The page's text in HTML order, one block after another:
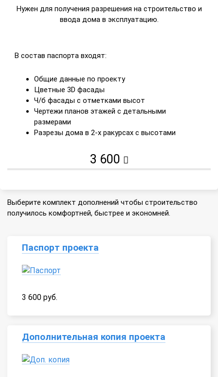
Нужен для получения разрешения на строительство и
ввода дома в эксплуатацию.
В состав паспорта входят:
Общие данные по проекту
Цветные 3D фасады
Ч/б фасады с отметками высот
Чертежи планов этажей с детальными
размерами
Разрезы дома в 2-х ракурсах с высотами
3 600
Выберите комплект дополнений чтобы строительство
получилось комфортней, быстрее и экономней.
Паспорт проекта
3 600 руб.
Дополнительная копия проекта